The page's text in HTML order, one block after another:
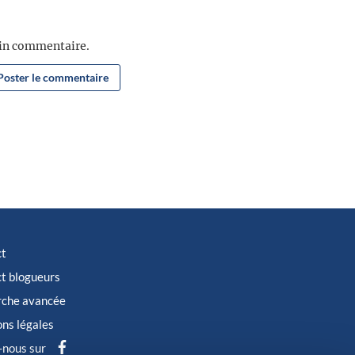
commentaire.
blogueurs
avancée
légales
sur